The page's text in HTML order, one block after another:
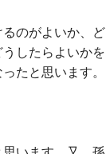
のがよいか、ど
したらよいかを
たと思います。